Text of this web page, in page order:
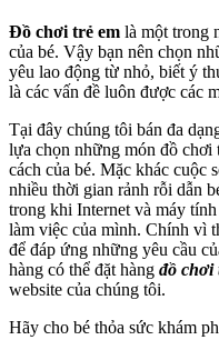
Đồ chơi trẻ em là một trong
của bé. Vậy bạn nên chọn
yêu lao động từ nhỏ, biết ý
là các vấn đề luôn được các
Tại đây chúng tôi bán đa
lựa chọn những món đồ
cách của bé. Mặc khác cuộc
nhiều thời gian rảnh rỗi dẫn
trong khi Internet và máy
làm việc của mình. Chính vì
để đáp ứng những yêu cầu
hàng có thể đặt hàng đồ chơi
website của chúng tôi.
Hãy cho bé thỏa sức khám